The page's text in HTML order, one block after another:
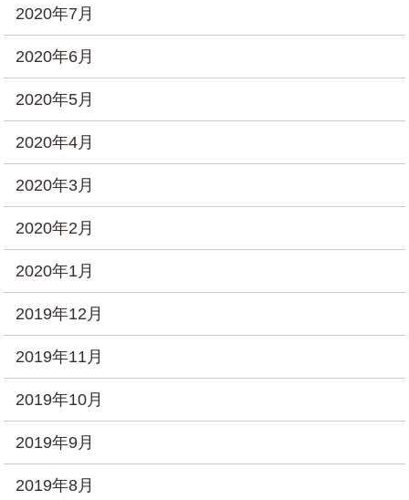
2020年7月
2020年6月
2020年5月
2020年4月
2020年3月
2020年2月
2020年1月
2019年12月
2019年11月
2019年10月
2019年9月
2019年8月